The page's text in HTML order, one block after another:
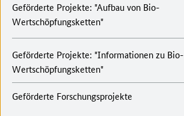
Geförderte Projekte: "Aufbau von Bio-
Wertschöpfungsketten"
Geförderte Projekte: "Informationen zu Bio-
Wertschöpfungsketten"
Geförderte Forschungsprojekte